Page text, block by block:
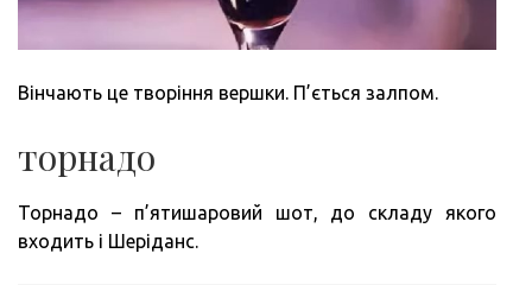
Вінчають це творіння вершки. П’ється залпом.
торнадо
Торнадо – п’ятишаровий шот, до складу якого
входить і Шеріданс.